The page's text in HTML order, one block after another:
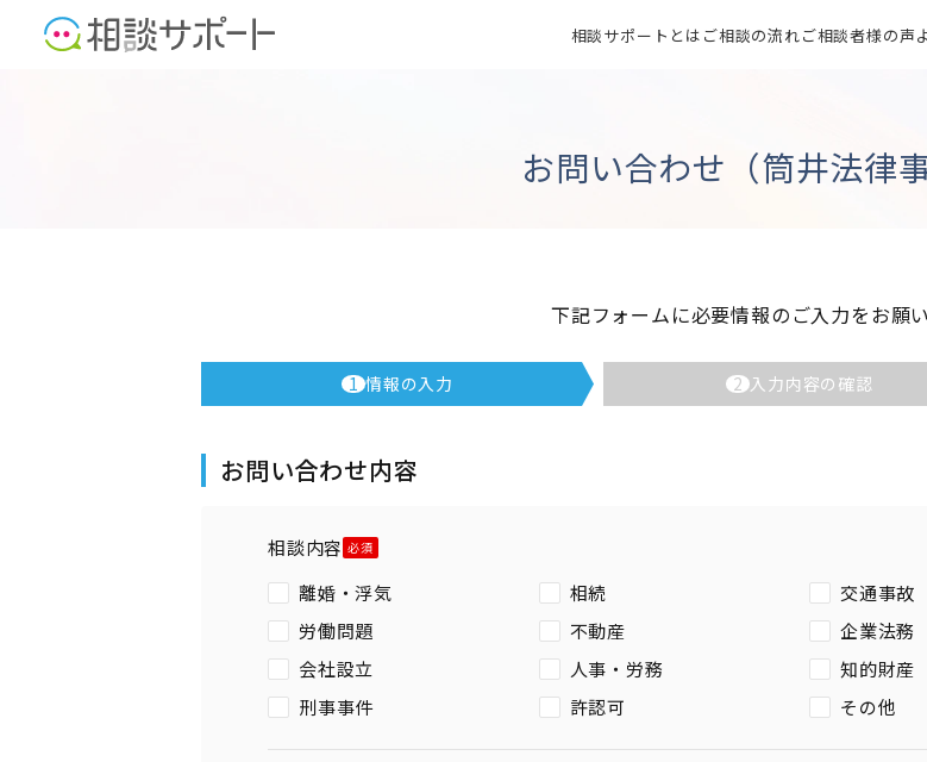
相談サポートとは ご相談の流れご相談者様の声
お問い合わせ（筒井法律事
下記フォームに必要情報のご入力をお願い
1 情報の入力 2 入力内容の確認
お問い合わせ内容
相談内容
離婚・浮気
相続 交通事故
労働問題
不動産 企業法務
会社設立
人事・労務 知的財産
刑事事件
許認可 その他